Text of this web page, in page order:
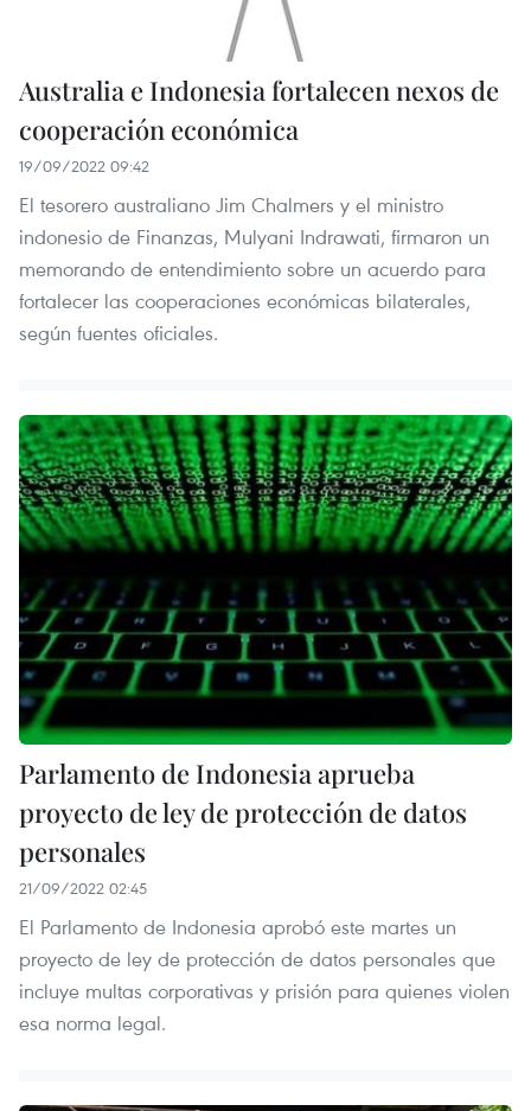
Australia e Indonesia fortalecen nexos de
cooperación económica
19/09/2022 09:42
El tesorero australiano Jim Chalmers y el ministro
indonesio de Finanzas, Mulyani Indrawati, firmaron un
memorando de entendimiento sobre un acuerdo para
fortalecer las cooperaciones económicas bilaterales,
según fuentes oficiales.
Parlamento de Indonesia aprueba
proyecto de ley de protección de datos
personales
21/09/2022 02:45
El Parlamento de Indonesia aprobó este martes un
proyecto de ley de protección de datos personales que
incluye multas corporativas y prisión para quienes violen
esa norma legal.